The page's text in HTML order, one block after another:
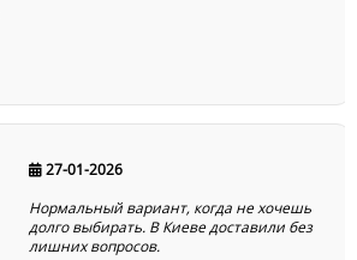
27-01-2026
Нормальный вариант, когда не хочешь
долго выбирать. В Киеве доставили без
лишних вопросов.